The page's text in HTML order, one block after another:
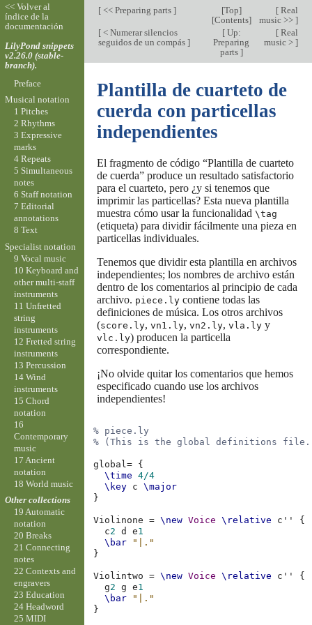
[<< Preparing parts ] [Top]
[Contents]
[Real
music >> ]
[< Numerar silencios
seguidos de un compás ]
[Up:
Preparing
parts ]
[Real
music > ]
Plantilla de cuarteto de
cuerda con particellas
independientes
El fragmento de código “Plantilla de cuarteto
de cuerda” produce un resultado satisfactorio
para el cuarteto, pero ¿y si tenemos que
imprimir las particellas? Esta nueva plantilla
muestra cómo usar la funcionalidad \tag
(etiqueta) para dividir fácilmente una pieza en
particellas individuales.
Tenemos que dividir esta plantilla en archivos
independientes; los nombres de archivo están
dentro de los comentarios al principio de cada
archivo. piece.lycontiene todas las
definiciones de música. Los otros archivos
(score.ly, vn1.ly, vn2.ly, vla.lyy
vlc.ly) producen la particella
correspondiente.
¡No olvide quitar los comentarios que hemos
especificado cuando use los archivos
independientes!
% piece.ly
% (This is the global definitions
global= {
\time
4/4
\key c
\major
}
Violinone = \new Voice \relative c''
{
c2 d e1
\bar
"|."
}
Violintwo = \new Voice \relative c''
{
g2 g e1
\bar
"|."
}
<< Volver al
índice de la
documentación
LilyPond snippets
v2.26.0 (stable-
branch).
Preface
Musical notation
1 Pitches
2 Rhythms
3 Expressive
marks
4 Repeats
5 Simultaneous
notes
6 Staff notation
7 Editorial
annotations
8 Text
Specialist notation
9 Vocal music
10 Keyboard and
other multi-staff
instruments
11 Unfretted
string
instruments
12 Fretted string
instruments
13 Percussion
14 Wind
instruments
15 Chord
notation
16
Contemporary
music
17 Ancient
notation
18 World music
Other collections
19 Automatic
notation
20 Breaks
21 Connecting
notes
22 Contexts and
engravers
23 Education
24 Headword
25 MIDI